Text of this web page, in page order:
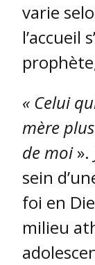
varie
l’accueil
« Celui
mère
de moi».
sein
foi en
milieu